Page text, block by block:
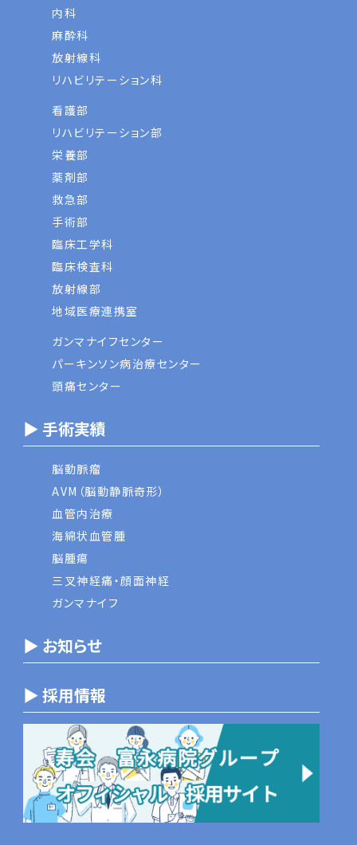
内科
麻酔科
放射線科
リハビリテーション科
看護部
リハビリテーション部
栄養部
薬剤部
救急部
手術部
臨床工学科
臨床検査科
放射線部
地域医療連携室
ガンマナイフセンター
パーキンソン病治療センター
頭痛センター
▶ 手術実績
脳動脈瘤
AVM（脳動静脈奇形）
血管内治療
海綿状血管腫
脳腫瘍
三叉神経痛・顔面神経
ガンマナイフ
▶ お知らせ
▶ 採用情報